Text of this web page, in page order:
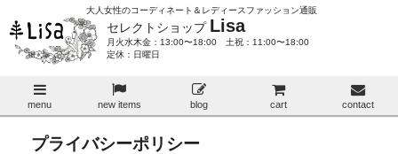
大人女性のコーディネート＆レディースファッション通販
セレクトショップ Lisa
月火水木金：13:00〜18:00 土祝：11:00〜18:00
定休：日曜日
menu new items blog cart contact
プライバシーポリシー